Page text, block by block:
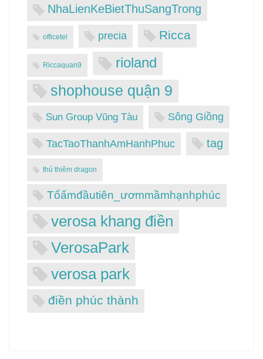
NhaLienKeBietThuSangTrong
officetel precia Ricca
Riccaquan9
rioland
shophouse quận 9
Sun Group Vũng Tàu Sông Giồng
TacTaoThanhAmHanhPhuc tag
thủ thiêm dragon
Tổấmđầutiên_ươmmầmhạnhphúc
verosa khang điền
VerosaPark
verosa park
điền phúc thành